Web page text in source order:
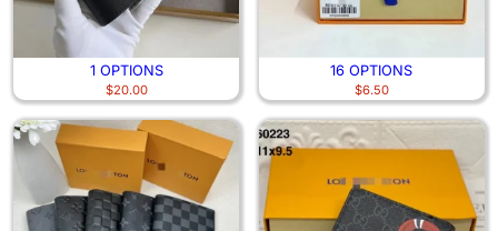
1 OPTIONS
$20.00
16 OPTIONS
$6.50